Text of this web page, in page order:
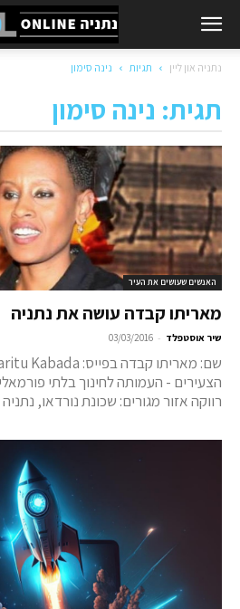
נתניה און ליין תגיות נינה סימון
תגית: נינה סימון
האנשים שעושים את העיר
מאריתו קבדה עושה את נתניה
שיר אוסטפלד -
03/03/2016
הצעירים - העמותה לחינוך בלתי
רווקה אזור מגורים: שכונת נורדאו,